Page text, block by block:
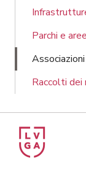
Parchi e
Associazioni
Raccolti dei